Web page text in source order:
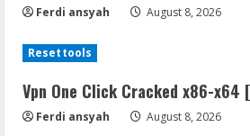
Ferdi ansyah August 8, 2026
Resettools
Vpn One Click Cracked x86-x64
Ferdi ansyah August 8, 2026